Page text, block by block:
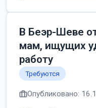
В Беэр-Шеве
мам, ищущих
работу
Требуются
Опубликовано: